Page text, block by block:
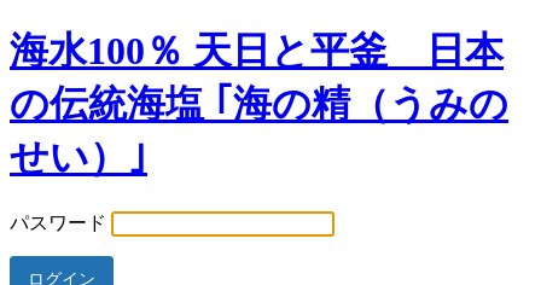
海水100％ 天日と平釜 日本
の伝統海塩 ｢海の精（うみの
せい）｣
パスワード